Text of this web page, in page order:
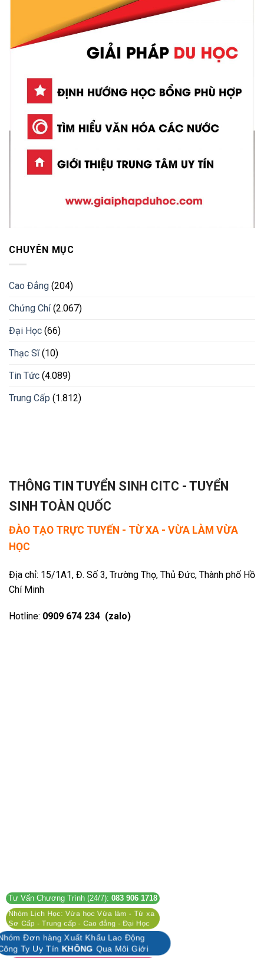
CHUYÊN MỤC
Cao Đẳng (204)
Chứng Chỉ (2.067)
Đại Học (66)
Thạc Sĩ(10)
Tin Tức (4.089)
Trung Cấp (1.812)
THÔNG TIN TUYỂN SINH CITC - TUYỂN
SINH TOÀN QUỐC
ĐÀO TẠO TRỰC TUYẾN - TỪ XA - VỪA LÀM VỪA
HỌC
Địa chỉ: 15/1A1, Đ. Số 3, Trường Thọ, Thủ Đức, Thành phố Hồ
Chí Minh
Hotline: 0909 674 234 (zalo)
Tư Vấn Chương Trình (24/7): 083 906 1718
Nhóm Lịch Học: Vừa học Vừa làm - Từ xa
Sơ Cấp - Trung cấp - Cao đẳng - Đại Học
Nhóm Đơn hàng Xuất Khẩu Lao Động
Công Ty Uy TínKHÔNG Qua Môi Giới